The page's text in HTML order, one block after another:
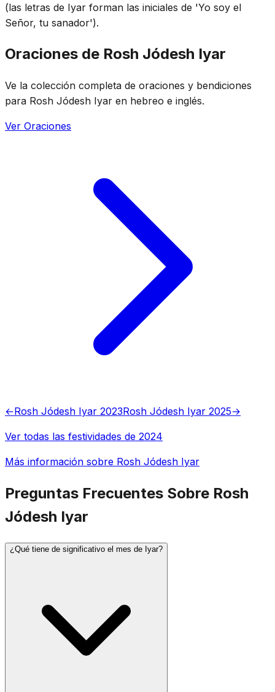
(las letras de Iyar forman las iniciales de 'Yo soy el
Señor, tu sanador').
Oraciones de Rosh Jódesh Iyar
Ve la colección completa de oraciones y bendiciones
para Rosh Jódesh Iyar en hebreo e inglés.
Ver Oraciones
←Rosh Jódesh Iyar 2023Rosh Jódesh Iyar 2025→
Ver todas las festividades de 2024
Más información sobre Rosh Jódesh Iyar
Preguntas Frecuentes Sobre Rosh
Jódesh Iyar
¿Qué tiene de significativo el mes de Iyar?